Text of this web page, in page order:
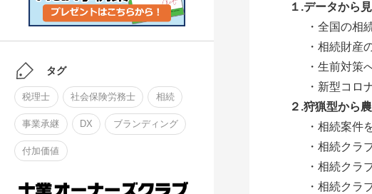
タグ
税理士 社会保険労務士 相続
事業承継 DX ブランディング
付加価値
１.データから
・全国の相
・相続財産
・生前対策
・新型コロ
２.狩猟型から
・相続案件
・相続クラ
・相続クラ
・相続クラ